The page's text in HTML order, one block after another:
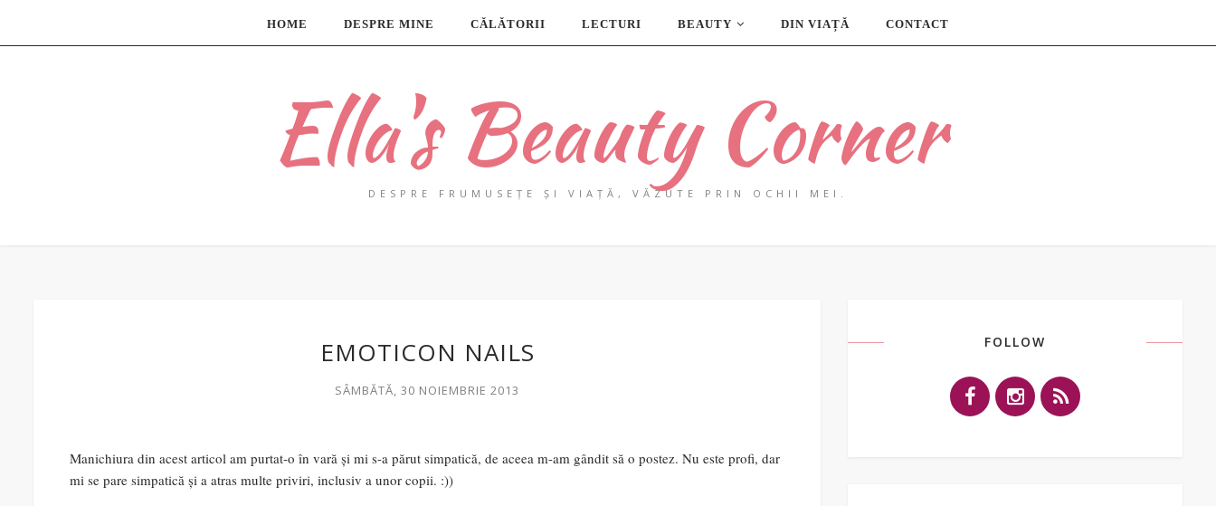
HOME DESPRE MINE CĂLĂTORII LECTURI BEAUTY DIN VIAȚĂ CONTACT
Ella's Beauty Corner
DESPRE FRUMUSEȚE ȘI VIAȚĂ, VĂZUTE PRIN OCHII MEI.
EMOTICON NAILS
SÂMBĂTĂ, 30 NOIEMBRIE 2013
Manichiura din acest articol am purtat-o în vară și mi s-a părut simpatică, de aceea m-am gândit să o postez. Nu este profi, dar
mi se pare simpatică și a atras multe priviri, inclusiv a unor copii. :))
FOLLOW